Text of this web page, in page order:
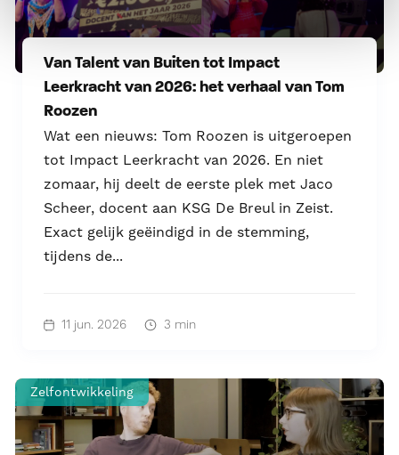
Van Talent van Buiten tot Impact
Leerkracht van 2026: het verhaal van Tom
Roozen
Wat een nieuws: Tom Roozen is uitgeroepen
tot Impact Leerkracht van 2026. En niet
zomaar, hij deelt de eerste plek met Jaco
Scheer, docent aan KSG De Breul in Zeist.
Exact gelijk geëindigd in de stemming,
tijdens de...
11 jun. 2026 3 min
Zelfontwikkeling